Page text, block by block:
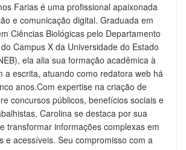
Farias é uma profissional apaixonada
e comunicação digital. Graduada em
Ciências Biológicas pelo Departamento
Campus X da Universidade do Estado
ela alia sua formação acadêmica à
a escrita, atuando como redatora web há
anos.Com expertise na criação de
concursos públicos, benefícios sociais e
Carolina se destaca por sua
transformar informações complexas em
e acessíveis. Seu compromisso com a